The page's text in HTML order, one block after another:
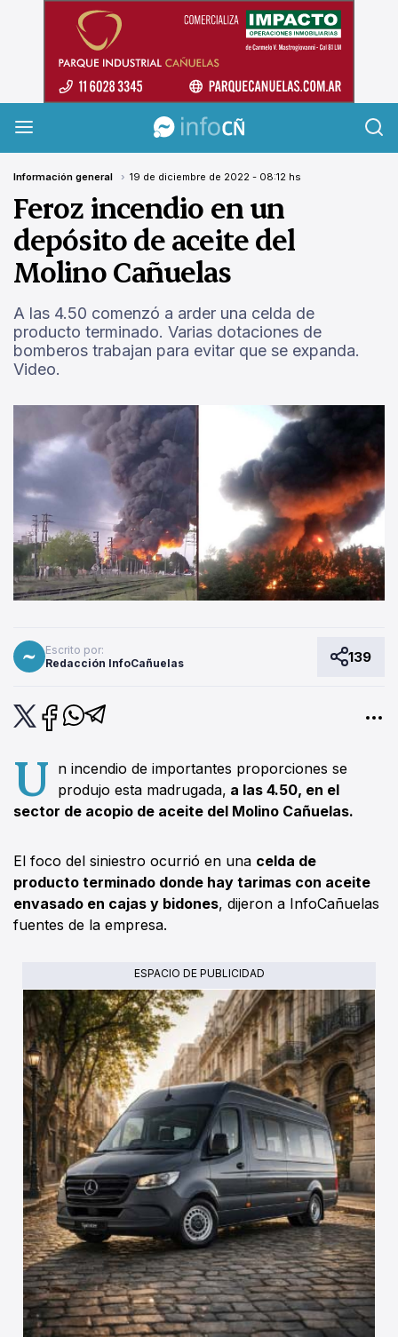
InfoCañuelas
Información general 19 de diciembre de 2022 - 08:12 hs
Feroz incendio en un
depósito de aceite del
Molino Cañuelas
A las 4.50 comenzó a arder una celda de
producto terminado. Varias dotaciones de
bomberos trabajan para evitar que se expanda.
Video.
Escrito por:
Redacción InfoCañuelas
139
U n incendio de importantes proporciones se
produjo esta madrugada, a las 4.50, en el
sector de acopio de aceite del Molino Cañuelas.
El foco del siniestro ocurrió en una celda de
producto terminado donde hay tarimas con aceite
envasado en cajas y bidones, dijeron a InfoCañuelas
fuentes de la empresa.
ESPACIO DE PUBLICIDAD